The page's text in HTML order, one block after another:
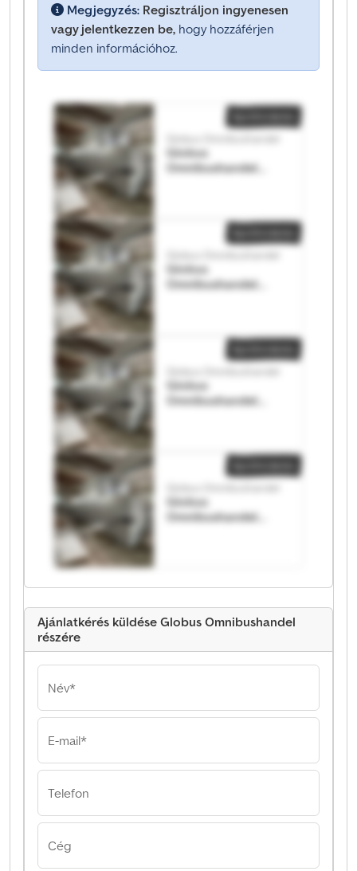
Megjegyzés: Regisztráljon ingyenesen
vagy jelentkezzen be, hogy hozzáférjen
minden információhoz.
Globus
Omnibushandel
Globus
Omnibushandel
Globus
Omnibushandel
Globus
Omnibushandel
Ajánlatkérés küldése Globus Omnibushandel
részére
Név*
E-mail*
Telefon
Cég